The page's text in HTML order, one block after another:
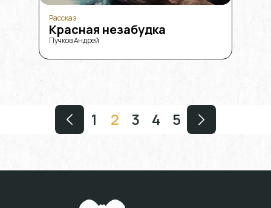
Рассказ
Красная незабудка
Пучков Андрей
1 2 3 4 5